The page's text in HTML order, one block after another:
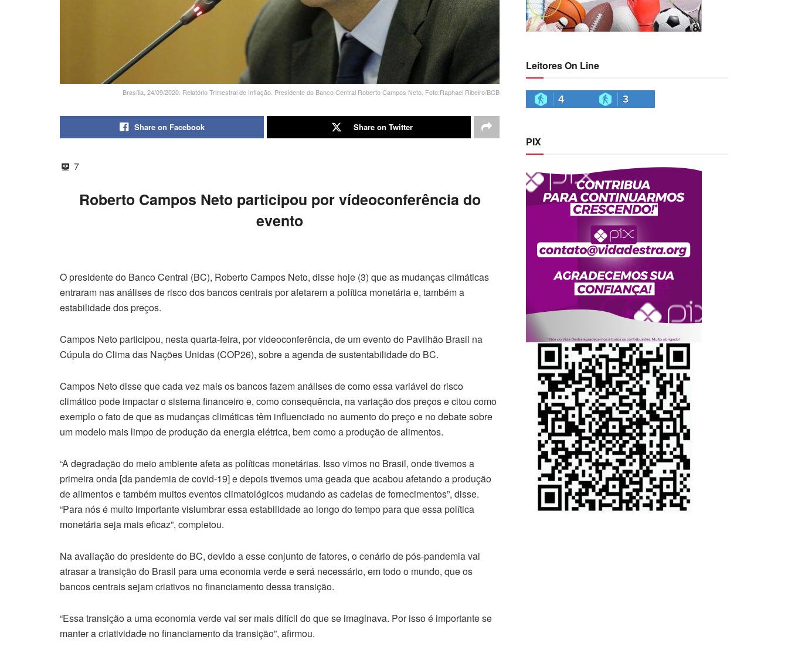
Brasília, 24/09/2020. Relatório Trimestral de Inflação. Presidente do Banco Central Roberto Campos Neto. Foto:Raphael Ribeiro/BCB
Share on Facebook Share on Twitter
7
Roberto Campos Neto participou por vídeoconferência do
evento
O presidente do Banco Central (BC), Roberto Campos Neto, disse hoje (3) que as mudanças climáticas
entraram nas análises de risco dos bancos centrais por afetarem a política monetária e, também a
estabilidade dos preços.
Campos Neto participou, nesta quarta-feira, por videoconferência, de um evento do Pavilhão Brasil na
Cúpula do Clima das Nações Unidas (COP26), sobre a agenda de sustentabilidade do BC.
Campos Neto disse que cada vez mais os bancos fazem análises de como essa variável do risco
climático pode impactar o sistema financeiro e, como consequência, na variação dos preços e citou como
exemplo o fato de que as mudanças climáticas têm influenciado no aumento do preço e no debate sobre
um modelo mais limpo de produção da energia elétrica, bem como a produção de alimentos.
“A degradação do meio ambiente afeta as políticas monetárias. Isso vimos no Brasil, onde tivemos a
primeira onda [da pandemia de covid-19] e depois tivemos uma geada que acabou afetando a produção
de alimentos e também muitos eventos climatológicos mudando as cadeias de fornecimentos”, disse.
“Para nós é muito importante vislumbrar essa estabilidade ao longo do tempo para que essa política
monetária seja mais eficaz”, completou.
Na avaliação do presidente do BC, devido a esse conjunto de fatores, o cenário de pós-pandemia vai
atrasar a transição do Brasil para uma economia verde e será necessário, em todo o mundo, que os
bancos centrais sejam criativos no financiamento dessa transição.
“Essa transição a uma economia verde vai ser mais difícil do que se imaginava. Por isso é importante se
manter a criatividade no financiamento da transição”, afirmou.
Leitores On Line
4 3
PIX